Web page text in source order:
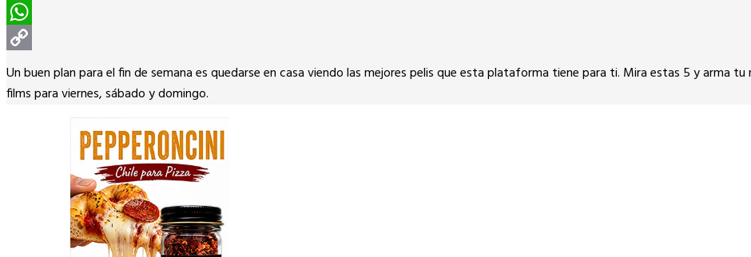
Pinterest
WhatsApp
Copy
Link
Un buen plan para el fin de semana es quedarse en casa viendo las mejores pelis que esta plataforma tiene para ti. Mira estas 5 y arma
films para viernes, sábado y domingo.